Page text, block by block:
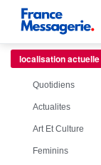
localisation actuelle
Quotidiens
Actualites
Art Et Culture
Feminins